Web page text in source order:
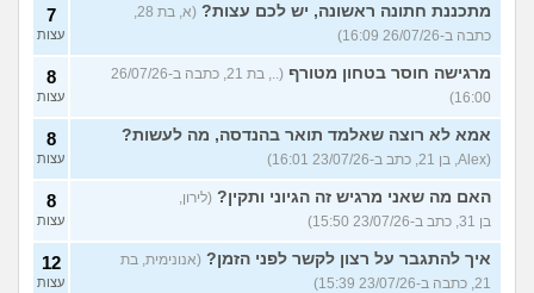
מתכננת חתונה ראשונה, יש לכם עצות?
כתבה ב-26/07/26 16:09)
7
עצות
מרגישה חוסר בטחון מטורף
(.., בת 21, כתבה ב-26/07/26
16:00)
8
עצות
אמא לא רוצה שאלמד תואר בהנדסה, מה לעשות?
(Alex, בן 21, כתב ב-23/07/26 16:01)
8
עצות
האם מה שאני מרגיש זה הגיוני ותקין? (לירון,
בן 31, כתב ב-23/07/26 15:50)
8
עצות
איך להתגבר על רצון לקשר לפני הזמן? (אנונימית, בת
21, כתבה ב-23/07/26 15:39)
12
עצות